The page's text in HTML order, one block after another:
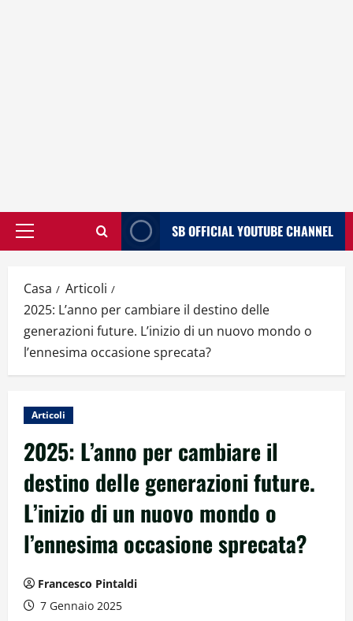
Menù
SB OFFICIAL YOUTUBE CHANNEL
Casa
Articoli
2025: L’anno per cambiare il destino delle
generazioni future. L’inizio di un nuovo mondo o
l’ennesima occasione sprecata?
Articoli
2025: L’anno per cambiare il
destino delle generazioni future.
L’inizio di un nuovo mondo o
l’ennesima occasione sprecata?
Francesco Pintaldi
7 Gennaio 2025